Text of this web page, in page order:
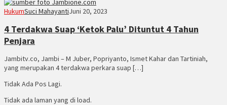
HukumSuci MahayantiJuni 20, 2023
4 Terdakwa Suap ‘Ketok Palu’ Dituntut 4 Tahun
Penjara
Jambitv.co, Jambi – M Juber, Popriyanto, Ismet Kahar dan Tartiniah,
yang merupakan 4 terdakwa perkara suap […]
Tidak Ada Pos Lagi.
Tidak ada laman yang di load.